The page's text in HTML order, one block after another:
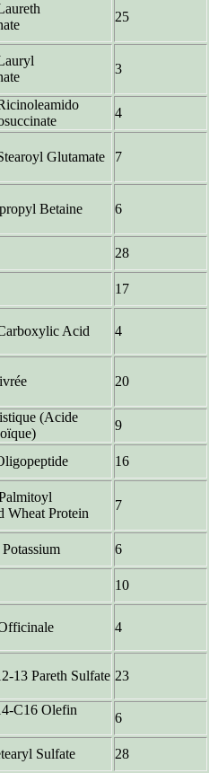
25
3
4
Glutamate 7
Betaine 6
28
17
Acid 4
20
(Acide
9
16
Wheat Protein
7
Potassium 6
10
4
13 Pareth Sulfate 23
C16 Olefin
6
Sulfate 28